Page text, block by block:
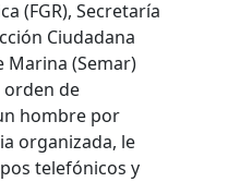
(FGR), Secretaría
Ciudadana
Marina (Semar)
de
hombre por
organizada, le
telefónicos y